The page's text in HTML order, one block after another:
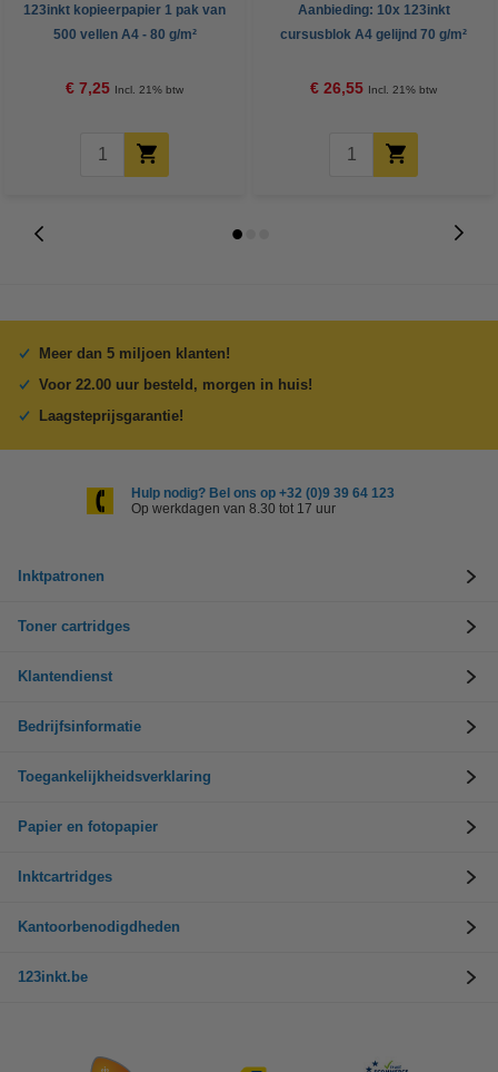
123inkt kopieerpapier 1 pak van
500 vellen A4 - 80 g/m²
€ 7,25 Incl. 21% btw
Aanbieding: 10x 123inkt
cursusblok A4 gelijnd 70 g/m²
€ 26,55 Incl. 21% btw
Meer dan 5 miljoen klanten!
Voor 22.00 uur besteld, morgen in huis!
Laagsteprijsgarantie!
Hulp nodig? Bel ons op +32 (0)9 39 64 123
Op werkdagen van 8.30 tot 17 uur
Inktpatronen
Toner cartridges
Klantendienst
Bedrijfsinformatie
Toegankelijkheidsverklaring
Papier en fotopapier
Inktcartridges
Kantoorbenodigdheden
123inkt.be